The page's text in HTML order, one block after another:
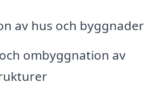
av hus och byggnader
ombyggnation av